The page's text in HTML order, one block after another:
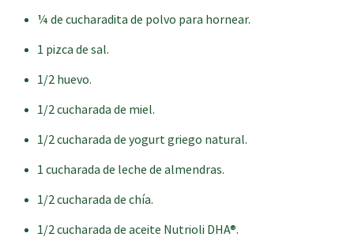
¼ de cucharadita de polvo para hornear.
1 pizca de sal.
1/2 huevo.
1/2 cucharada de miel.
1/2 cucharada de yogurt griego natural.
1 cucharada de leche de almendras.
1/2 cucharada de chía.
1/2 cucharada de aceite Nutrioli DHA®.